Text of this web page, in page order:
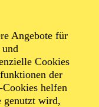
Angebote für
Cookies
der
helfen
genutzt wird,